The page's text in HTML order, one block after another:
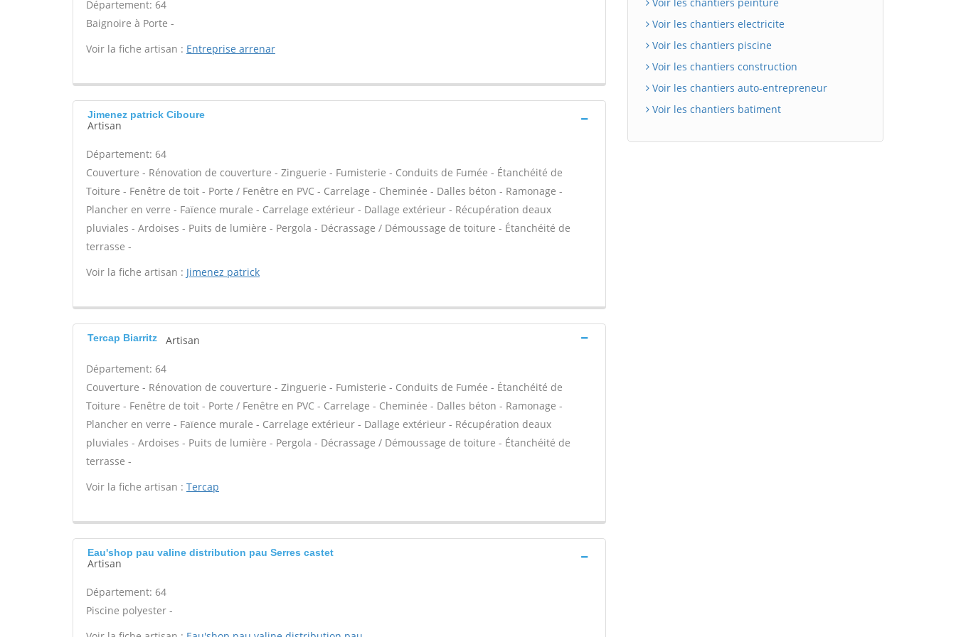
Département: 64
Baignoire à Porte -
Voir la fiche artisan : Entreprise arrenar
Jimenez patrick Ciboure
Artisan
Département: 64
Couverture - Rénovation de couverture - Zinguerie - Fumisterie - Conduits de Fumée - Étanchéité de
Toiture - Fenêtre de toit - Porte / Fenêtre en PVC - Carrelage - Cheminée - Dalles béton - Ramonage -
Plancher en verre - Faïence murale - Carrelage extérieur - Dallage extérieur - Récupération deaux
pluviales - Ardoises - Puits de lumière - Pergola - Décrassage / Démoussage de toiture - Étanchéité de
terrasse -
Voir la fiche artisan : Jimenez patrick
Tercap Biarritz Artisan
Département: 64
Couverture - Rénovation de couverture - Zinguerie - Fumisterie - Conduits de Fumée - Étanchéité de
Toiture - Fenêtre de toit - Porte / Fenêtre en PVC - Carrelage - Cheminée - Dalles béton - Ramonage -
Plancher en verre - Faïence murale - Carrelage extérieur - Dallage extérieur - Récupération deaux
pluviales - Ardoises - Puits de lumière - Pergola - Décrassage / Démoussage de toiture - Étanchéité de
terrasse -
Voir la fiche artisan : Tercap
Eau'shop pau valine distribution pau Serres castet
Artisan
Département: 64
Piscine polyester -
Voir les chantiers electricite
Voir les chantiers piscine
Voir les chantiers construction
Voir les chantiers auto-entrepreneur
Voir les chantiers batiment